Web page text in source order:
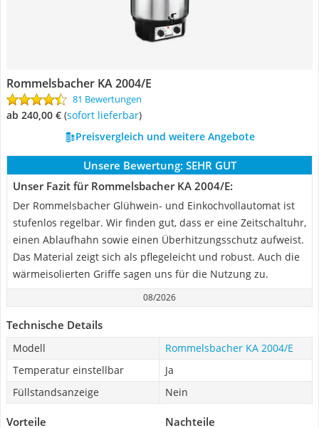
Rommelsbacher KA 2004/E
81 Bewertungen
ab 240,00 € ( Sofort lieferbar)
Preisvergleich und weitere Angebote
Unsere Bewertung: SEHR GUT
Unser Fazit für Rommelsbacher KA 2004/E:
Der Rommelsbacher Glühwein- und Einkochvollautomat ist
stufenlos regelbar. Wir finden gut, dass er eine Zeitschaltuhr,
einen Ablaufhahn sowie einen Überhitzungsschutz aufweist.
Das Material zeigt sich als pflegeleicht und robust. Auch die
wärmeisolierten Griffe sagen uns für die Nutzung zu.
08/2026
Technische Details
Modell
Rommelsbacher KA 2004/E
Temperatur einstellbar
Ja
Füllstandsanzeige
Nein
Vorteile Nachteile